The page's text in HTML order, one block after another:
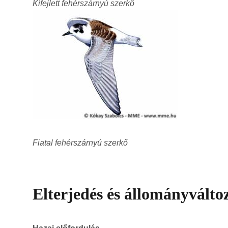
Kifejlett fehérszárnyú szerkő
Fiatal fehérszárnyú szerkő
Elterjedés és